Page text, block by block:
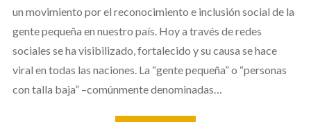
un movimiento por el reconocimiento e inclusión social de la
gente pequeña en nuestro país. Hoy a través de redes
sociales se ha visibilizado, fortalecido y su causa se hace
viral en todas las naciones. La “gente pequeña” o “personas
con talla baja” –comúnmente denominadas…